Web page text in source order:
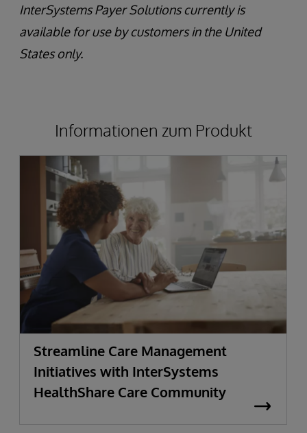
InterSystems Payer Solutions currently is
available for use by customers in the United
States only.
Informationen zum Produkt
Streamline Care Management
Initiatives with InterSystems
HealthShare Care Community